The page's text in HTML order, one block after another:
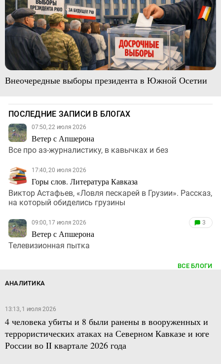
Внеочередные выборы президента в Южной Осетии
ПОСЛЕДНИЕ ЗАПИСИ В БЛОГАХ
07:50, 22 июля 2026
Ветер с Апшерона
Все про аз-журналистику, в кавычках и без
17:40, 20 июля 2026
Горы слов. Литература Кавказа
Виктор Астафьев, «Ловля пескарей в Грузии». Рассказ,
на который обиделись грузины
09:00, 17 июля 2026
Ветер с Апшерона
3
Телевизионная пытка
ВСЕ БЛОГИ
АНАЛИТИКА
13:13, 1 июля 2026
4 человека убиты и 8 были ранены в вооруженных и
террористических атаках на Северном Кавказе и юге
России во II квартале 2026 года